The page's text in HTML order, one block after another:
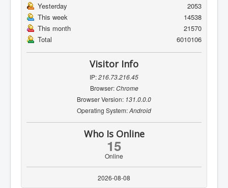
Yesterday
2053
This week
14538
This month
21570
Total
6010106
Visitor Info
IP:216.73.216.45
Browser:Chrome
Browser Version: 131.0.0.0
Operating System:Android
Who Is Online
15
Online
2026-08-08